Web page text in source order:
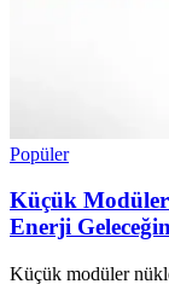
Popüler
Küçük
Enerji
Küçük modüler